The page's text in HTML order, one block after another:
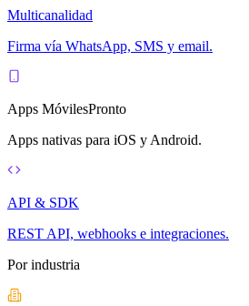
Multicanalidad
Firma vía WhatsApp, SMS y email.
Apps MóvilesPronto
Apps nativas para iOS y Android.
API & SDK
REST API, webhooks e integraciones.
Por industria